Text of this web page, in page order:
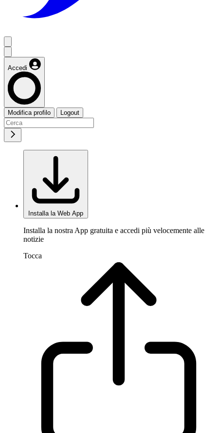
Accedi
Modifica profilo Logout
Installa la Web App
Installa la nostra App gratuita e accedi più velocemente alle
notizie
Tocca